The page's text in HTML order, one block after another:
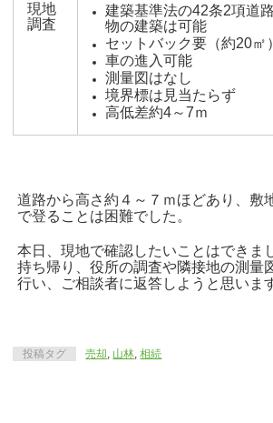
現地
調査
建築基準法の42条2項道
物の建築は可能
セットバック要（約20㎡）
車の進入可能
測量図はなし
境界標は見当たらず
高低差約4～7ｍ
道路から高さ約４～７ｍほどあり、敷
で登ることは困難でした。
本日、現地で確認したいことはできま
持ち帰り、役所の調査や隣接地の測量
行い、ご相談者に返答しようと思いま
投稿タグ 売却, 山林,相続